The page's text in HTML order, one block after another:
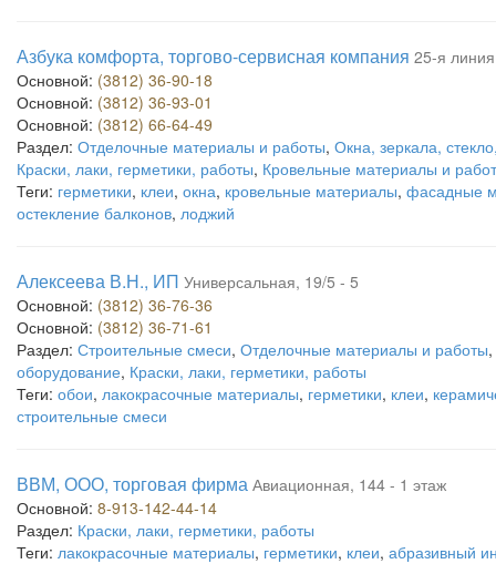
Азбука комфорта, торгово-сервисная компания 25-я
Основной: (3812) 36-90-18
Основной: (3812) 36-93-01
Основной: (3812) 66-64-49
Раздел: Отделочные материалы и работы, Окна, зеркала,
Краски, лаки, герметики, работы, Кровельные материалы и
Теги: герметики, клеи, окна, кровельные материалы, фасадные
остекление балконов, лоджий
Алексеева В.Н., ИП Универсальная, 19/5 - 5
Основной: (3812) 36-76-36
Основной: (3812) 36-71-61
Раздел: Строительные смеси, Отделочные материалы и работы,
оборудование, Краски, лаки, герметики, работы
Теги: обои, лакокрасочные материалы, герметики, клеи,
строительные смеси
ВВМ, ООО, торговая фирма Авиационная, 144 - 1 этаж
Основной: 8-913-142-44-14
Раздел: Краски, лаки, герметики, работы
Теги: лакокрасочные материалы, герметики, клеи, абразивный